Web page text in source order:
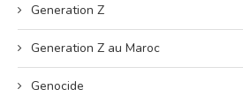
Generation Z
Generation Z au Maroc
Genocide